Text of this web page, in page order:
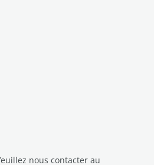
nous contacter au